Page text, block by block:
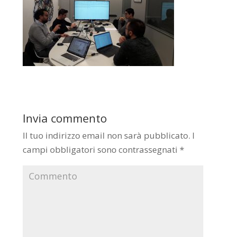
Invia commento
Il tuo indirizzo email non sarà pubblicato. I
campi obbligatori sono contrassegnati *